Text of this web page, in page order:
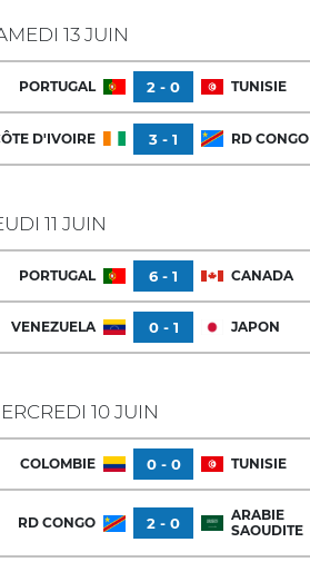
13 JUIN
PORTUGAL 2 - 0 TUNISIE
D'IVOIRE 3 - 1 RD CONGO
11 JUIN
PORTUGAL 6 - 1 CANADA
VENEZUELA 0 - 1 JAPON
10 JUIN
COLOMBIE 0 - 0 TUNISIE
RD CONGO 2 - 0
ARABIE
SAOUDITE